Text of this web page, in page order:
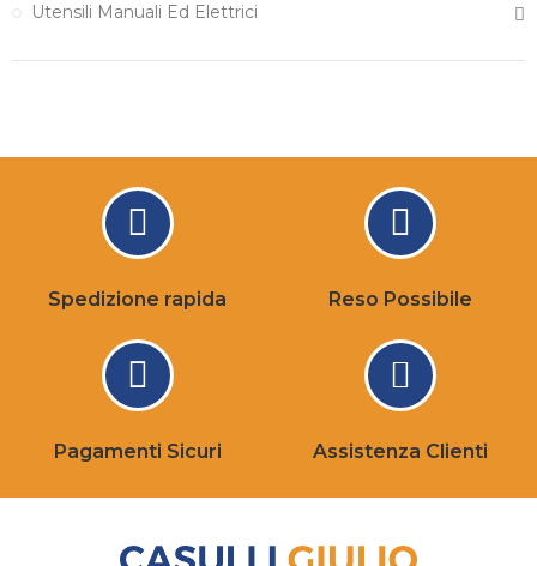
Utensili Manuali Ed Elettrici
Spedizione rapida Reso Possibile
Pagamenti Sicuri Assistenza Clienti